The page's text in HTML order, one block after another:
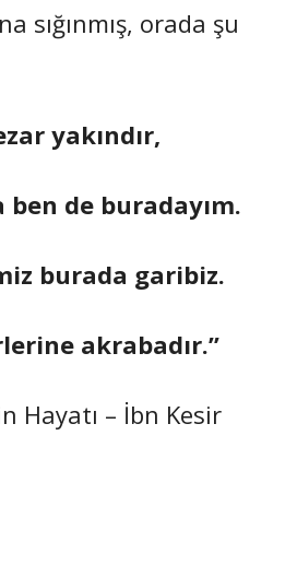
sığınmış, orada şu
yakındır,
de buradayım.
burada garibiz.
akrabadır.”
Hayatı – İbn Kesir